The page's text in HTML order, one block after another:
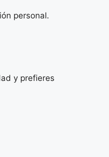
personal.
y prefieres